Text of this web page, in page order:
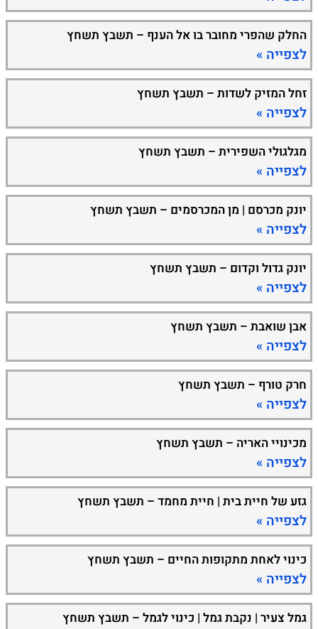
החלק שהפרי מחובר בו אל הענף – תשבץ תשחץ
לצפייה »
זחל המזיק לשדות – תשבץ תשחץ
לצפייה »
מגלגולי השפירית – תשבץ תשחץ
לצפייה »
יונק מכרסם | מן המכרסמים – תשבץ תשחץ
לצפייה »
יונק גדול וקדום – תשבץ תשחץ
לצפייה »
אבן שואבת – תשבץ תשחץ
לצפייה »
חרק טורף – תשבץ תשחץ
לצפייה »
מכינויי האריה – תשבץ תשחץ
לצפייה »
גזע של חיית בית | חיית מחמד – תשבץ תשחץ
לצפייה »
כינוי לאחת מתקופות החיים – תשבץ תשחץ
לצפייה »
גמל צעיר | נקבת גמל | כינוי לגמל – תשבץ תשחץ